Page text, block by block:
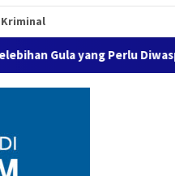
Kriminal
yang Perlu Diwaspadai